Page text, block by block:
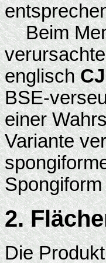
Beim
englisch
BSE-
einer
Variante
2.
Die